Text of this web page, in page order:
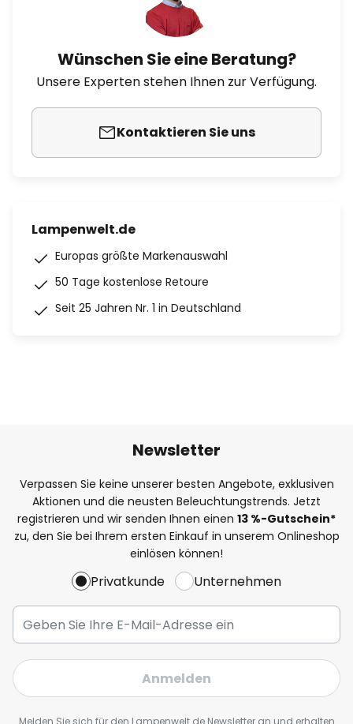
Wünschen Sie eine Beratung?
Unsere Experten stehen Ihnen zur Verfügung.
Kontaktieren Sie uns
Lampenwelt.de
Europas größte Markenauswahl
50 Tage kostenlose Retoure
Seit 25 Jahren Nr. 1 in Deutschland
Newsletter
Verpassen Sie keine unserer besten Angebote, exklusiven
Aktionen und die neusten Beleuchtungstrends. Jetzt
registrieren und wir senden Ihnen einen 13 %-Gutschein*
zu, den Sie bei Ihrem ersten Einkauf in unserem Onlineshop
einlösen können!
Privatkunde Unternehmen
Anmelden
Melden Sie sich für den Lampenwelt.de Newsletter an und erhalten